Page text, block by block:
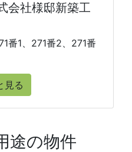
会社様邸新築工
番1、271番2、271番
見る
途の物件